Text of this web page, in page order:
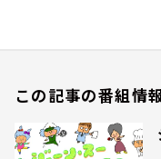
この記事の番組情